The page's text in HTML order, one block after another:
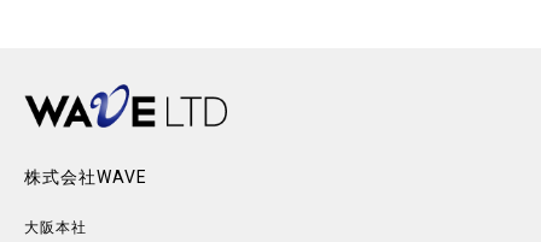
株式会社WAVE
大阪本社